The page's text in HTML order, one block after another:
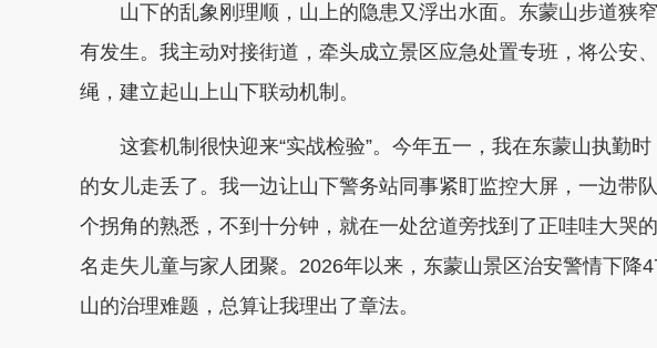
山下的乱象刚理顺，山上的隐患又浮出水面。东蒙山步道狭
有发生。我主动对接街道，牵头成立景区应急处置专班，将公安
绳，建立起山上山下联动机制。
这套机制很快迎来“实战检验”。今年五一，我在东蒙山执勤时
的女儿走丢了。我一边让山下警务站同事紧盯监控大屏，一边带
个拐角的熟悉，不到十分钟，就在一处岔道旁找到了正哇哇大哭
名走失儿童与家人团聚。2026年以来，东蒙山景区治安警情下降
山的治理难题，总算让我理出了章法。